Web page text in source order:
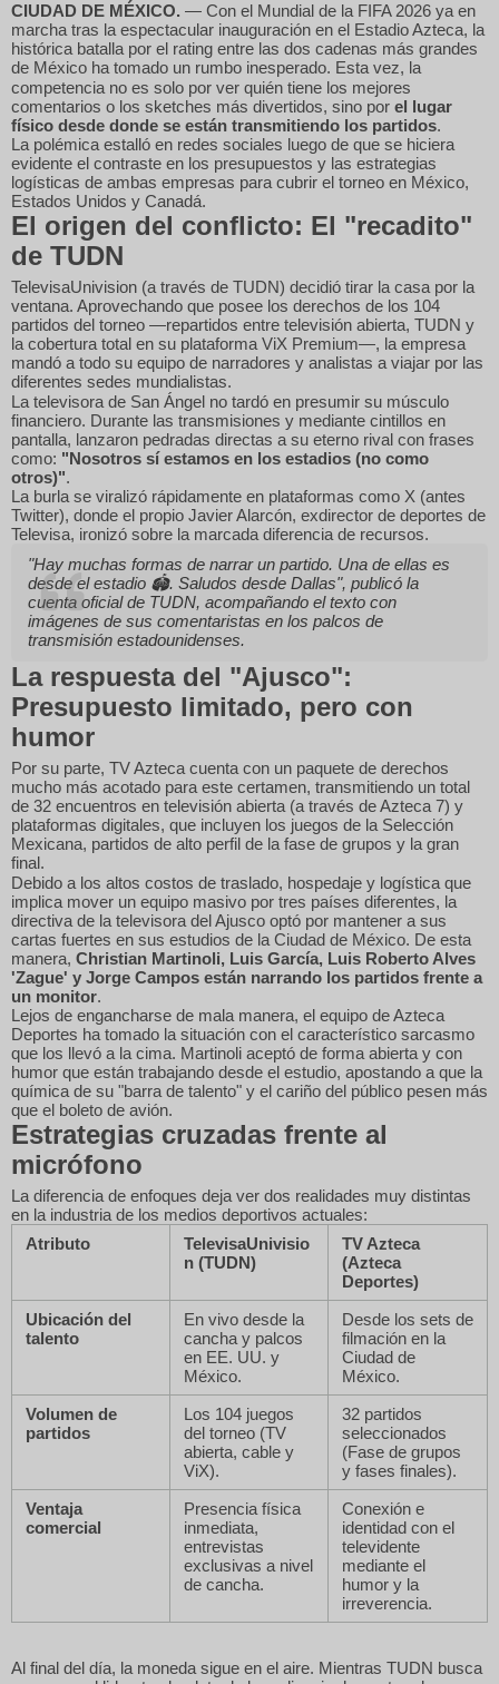
CIUDAD DE MÉXICO. — Con el Mundial de la FIFA 2026 ya en
marcha tras la espectacular inauguración en el Estadio Azteca, la
histórica batalla por el rating entre las dos cadenas más grandes
de México ha tomado un rumbo inesperado. Esta vez, la
competencia no es solo por ver quién tiene los mejores
comentarios o los sketches más divertidos, sino por el lugar
físico desde donde se están transmitiendo los partidos.
La polémica estalló en redes sociales luego de que se hiciera
evidente el contraste en los presupuestos y las estrategias
logísticas de ambas empresas para cubrir el torneo en México,
Estados Unidos y Canadá.
El origen del conflicto: El "recadito"
de TUDN
TelevisaUnivision (a través de TUDN) decidió tirar la casa por la
ventana. Aprovechando que posee los derechos de los 104
partidos del torneo —repartidos entre televisión abierta, TUDN y
la cobertura total en su plataforma ViX Premium—, la empresa
mandó a todo su equipo de narradores y analistas a viajar por las
diferentes sedes mundialistas.
La televisora de San Ángel no tardó en presumir su músculo
financiero. Durante las transmisiones y mediante cintillos en
pantalla, lanzaron pedradas directas a su eterno rival con frases
como: "Nosotros sí estamos en los estadios (no como
otros)".
La burla se viralizó rápidamente en plataformas como X (antes
Twitter), donde el propio Javier Alarcón, exdirector de deportes de
Televisa, ironizó sobre la marcada diferencia de recursos.
"Hay muchas formas de narrar un partido. Una de ellas es
desde el estadio 🏟️. Saludos desde Dallas", publicó la
cuenta oficial de TUDN, acompañando el texto con
imágenes de sus comentaristas en los palcos de
transmisión estadounidenses.
La respuesta del "Ajusco":
Presupuesto limitado, pero con
humor
Por su parte, TV Azteca cuenta con un paquete de derechos
mucho más acotado para este certamen, transmitiendo un total
de 32 encuentros en televisión abierta (a través de Azteca 7) y
plataformas digitales, que incluyen los juegos de la Selección
Mexicana, partidos de alto perfil de la fase de grupos y la gran
final.
Debido a los altos costos de traslado, hospedaje y logística que
implica mover un equipo masivo por tres países diferentes, la
directiva de la televisora del Ajusco optó por mantener a sus
cartas fuertes en sus estudios de la Ciudad de México. De esta
manera, Christian Martinoli, Luis García, Luis Roberto Alves
'Zague' y Jorge Campos están narrando los partidos frente a
un monitor.
Lejos de engancharse de mala manera, el equipo de Azteca
Deportes ha tomado la situación con el característico sarcasmo
que los llevó a la cima. Martinoli aceptó de forma abierta y con
humor que están trabajando desde el estudio, apostando a que la
química de su "barra de talento" y el cariño del público pesen más
que el boleto de avión.
Estrategias cruzadas frente al
micrófono
La diferencia de enfoques deja ver dos realidades muy distintas
en la industria de los medios deportivos actuales:
Atributo
TelevisaUnivisio
n (TUDN)
TV Azteca
(Azteca
Deportes)
Ubicación del
talento
En vivo desde la
cancha y palcos
en EE. UU. y
México.
Desde los sets de
filmación en la
Ciudad de
México.
Volumen de
partidos
Los 104 juegos
del torneo (TV
abierta, cable y
ViX).
32 partidos
seleccionados
(Fase de grupos
y fases finales).
Ventaja
comercial
Presencia física
inmediata,
entrevistas
exclusivas a nivel
de cancha.
Conexión e
identidad con el
televidente
mediante el
humor y la
irreverencia.
Al final del día, la moneda sigue en el aire. Mientras TUDN busca